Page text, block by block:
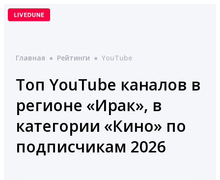
Перейти
Главная ● Рейтинги ● YouTube
Топ YouTube каналов в
регионе «Ирак», в
категории «Кино» по
подписчикам 2026